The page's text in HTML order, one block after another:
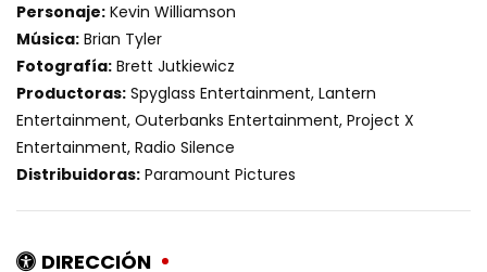
Personaje: Kevin Williamson
Música: Brian Tyler
Fotografía: Brett Jutkiewicz
Productoras: Spyglass Entertainment, Lantern
Entertainment, Outerbanks Entertainment, Project X
Entertainment, Radio Silence
Distribuidoras: Paramount Pictures
DIRECCIÓN